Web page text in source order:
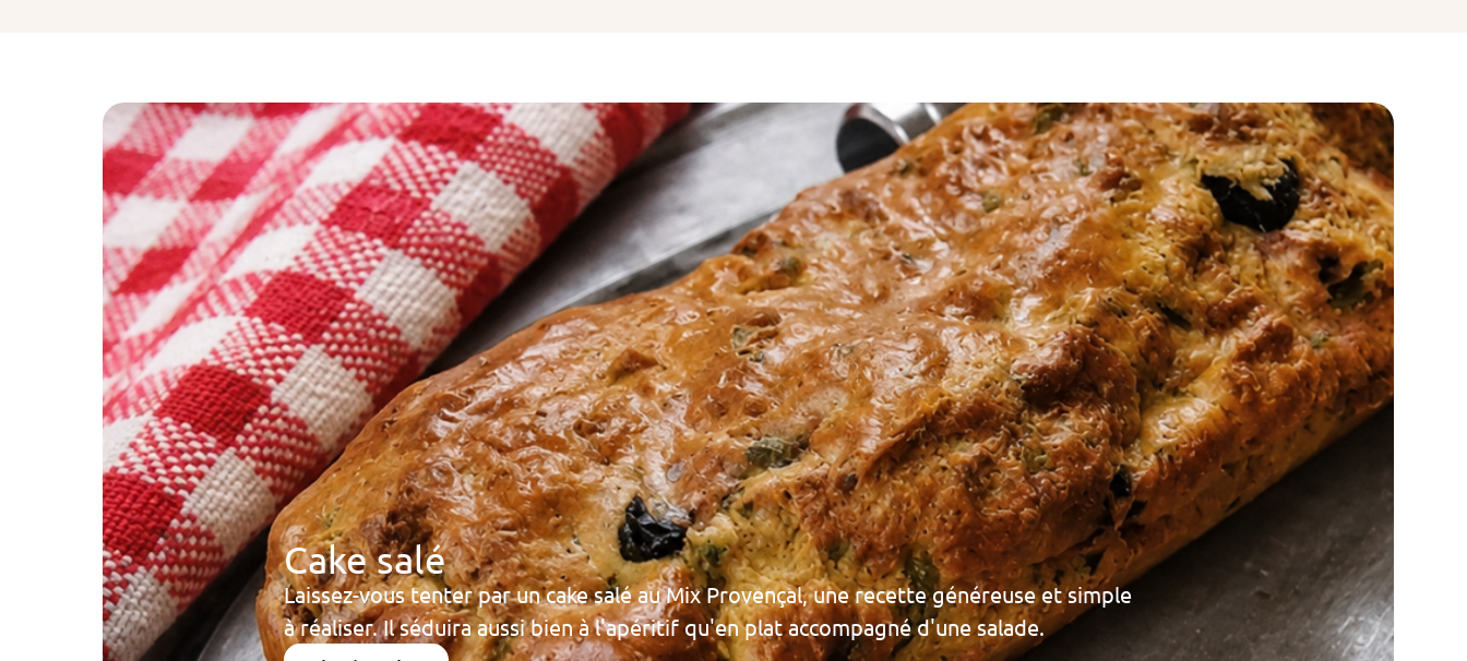
Cake salé
Laissez-vous tenter par un cake salé au Mix Provençal, une recette généreuse et simple
à réaliser. Il séduira aussi bien à l'apéritif qu'en plat accompagné d'une salade.